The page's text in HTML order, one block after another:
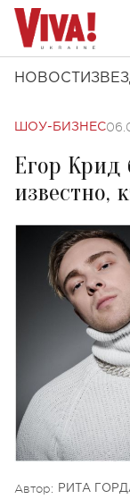
НОВОСТИ
ШОУ-БИЗНЕС
Егор Крид
известно,
Автор: РИТА